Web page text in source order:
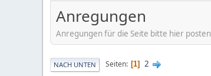
Anregungen
Anregungen für die Seite bitte hier posten
NACH UNTEN Seiten 1
2